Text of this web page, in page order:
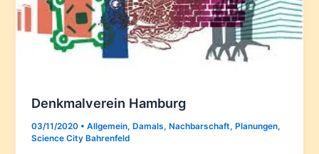
Denkmalverein Hamburg
03/11/2020 •Allgemein,Damals,Nachbarschaft,Planungen,
Science City Bahrenfeld